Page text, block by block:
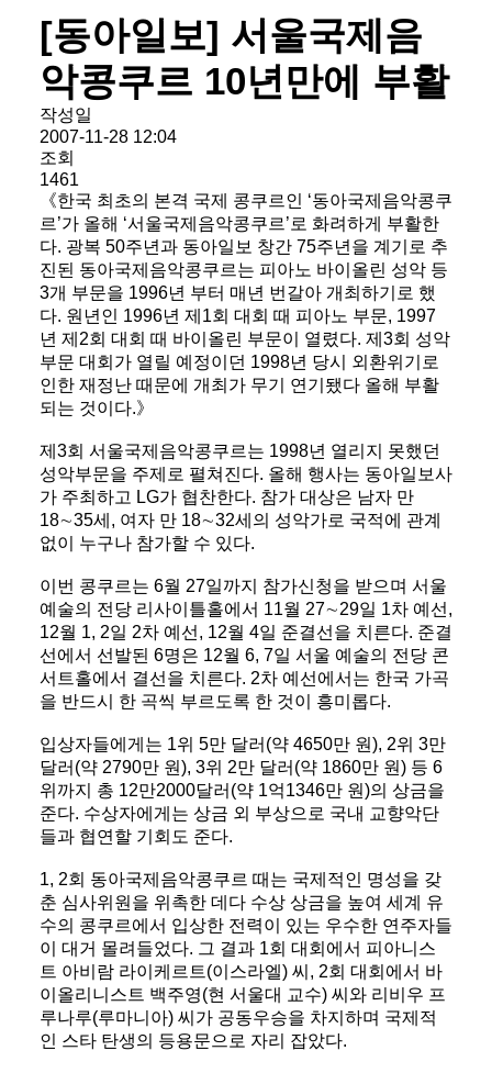
[동아일보] 서울국제음
악콩쿠르 10년만에 부활
작성일
2007-11-28 12:04
조회
1461
《한국 최초의 본격 국제 콩쿠르인 ‘동아국제음악콩쿠
르’가 올해 ‘서울국제음악콩쿠르’로 화려하게 부활한
다. 광복 50주년과 동아일보 창간 75주년을 계기로 추
진된 동아국제음악콩쿠르는 피아노 바이올린 성악 등
3개 부문을 1996년 부터 매년 번갈아 개최하기로 했
다. 원년인 1996년 제1회 대회 때 피아노 부문, 1997
년 제2회 대회 때 바이올린 부문이 열렸다. 제3회 성악
부문 대회가 열릴 예정이던 1998년 당시 외환위기로
인한 재정난 때문에 개최가 무기 연기됐다 올해 부활
되는 것이다.》
제3회 서울국제음악콩쿠르는 1998년 열리지 못했던
성악부문을 주제로 펼쳐진다. 올해 행사는 동아일보사
가 주최하고 LG가 협찬한다. 참가 대상은 남자 만
18∼35세, 여자 만 18∼32세의 성악가로 국적에 관계
없이 누구나 참가할 수 있다.
이번 콩쿠르는 6월 27일까지 참가신청을 받으며 서울
예술의 전당 리사이틀홀에서 11월 27∼29일 1차 예선,
12월 1, 2일 2차 예선, 12월 4일 준결선을 치른다. 준결
선에서 선발된 6명은 12월 6, 7일 서울 예술의 전당 콘
서트홀에서 결선을 치른다. 2차 예선에서는 한국 가곡
을 반드시 한 곡씩 부르도록 한 것이 흥미롭다.
입상자들에게는 1위 5만 달러(약 4650만 원), 2위 3만
달러(약 2790만 원), 3위 2만 달러(약 1860만 원) 등 6
위까지 총 12만2000달러(약 1억1346만 원)의 상금을
준다. 수상자에게는 상금 외 부상으로 국내 교향악단
들과 협연할 기회도 준다.
1, 2회 동아국제음악콩쿠르 때는 국제적인 명성을 갖
춘 심사위원을 위촉한 데다 수상 상금을 높여 세계 유
수의 콩쿠르에서 입상한 전력이 있는 우수한 연주자들
이 대거 몰려들었다. 그 결과 1회 대회에서 피아니스
트 아비람 라이케르트(이스라엘) 씨, 2회 대회에서 바
이올리니스트 백주영(현 서울대 교수) 씨와 리비우 프
루나루(루마니아) 씨가 공동우승을 차지하며 국제적
인 스타 탄생의 등용문으로 자리 잡았다.